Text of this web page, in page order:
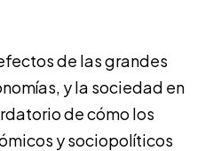
de las grandes
y la sociedad en
de cómo los
y sociopolíticos